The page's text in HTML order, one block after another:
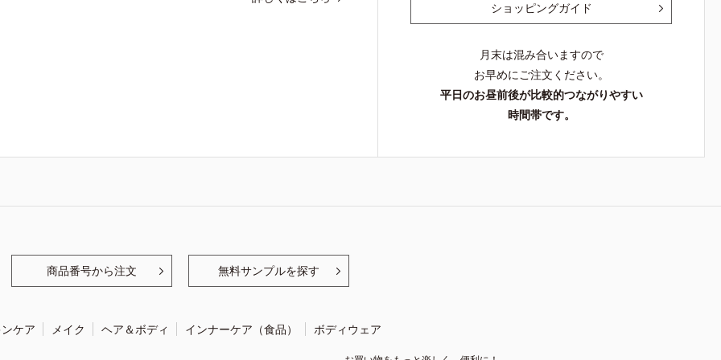
ショッピングガイド
月末は混み合いますので
お早めにご注文ください。
平日のお昼前後が比較的つながりやすい
時間帯です。
商品番号から注文 無料サンプルを探す
ケア メイク ヘア＆ボディ インナーケア（食品） ボディウェア